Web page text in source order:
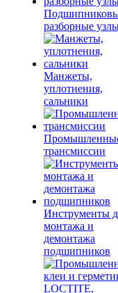
разборные
Манжеты,
уплотнения,
сальники
трансмиссии
Инструменты
монтажа и
демонтажа
подшипников